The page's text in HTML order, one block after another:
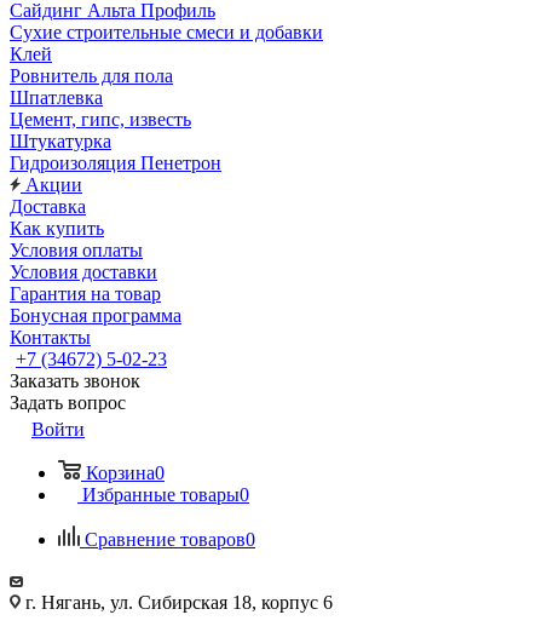
Сайдинг Альта Профиль
Сухие строительные смеси и добавки
Клей
Ровнитель для пола
Шпатлевка
Цемент, гипс, известь
Штукатурка
Гидроизоляция Пенетрон
Акции
Доставка
Как купить
Условия оплаты
Условия доставки
Гарантия на товар
Бонусная программа
Контакты
+7 (34672) 5-02-23
Заказать звонок
Задать вопрос
Войти
Корзина0
Избранные товары0
Сравнение товаров0
г. Нягань, ул. Сибирская 18, корпус 6